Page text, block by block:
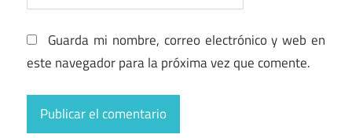
Guarda mi nombre, correo electrónico y web en
este navegador para la próxima vez que comente.